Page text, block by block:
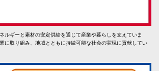
ルギーと素材の安定供給を通じて産業や暮らしを支えていま
に取り組み、地域とともに持続可能な社会の実現に貢献してい